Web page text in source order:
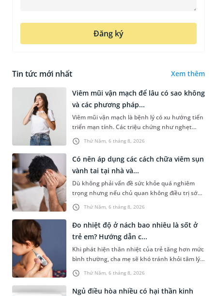
Đăng ký
Tin tức mới nhất Xem thêm
Thứ Năm, 6 tháng 8, 2026
Viêm mũi vận mạch để lâu có sao không
và các phương pháp...
Viêm mũi vận mạch là bệnh lý có xu hướng tiến
triển mạn tính. Các triệu chứng như nghẹt
mũi, chảy nước mũi thường xuyên khiến người
bệnh khó chịu. Tuy nhiên,...
Thứ Năm, 6 tháng 8, 2026
Có nên áp dụng các cách chữa viêm sụn
vành tai tại nhà và...
Dù không phải vấn đề sức khỏe quá nghiêm
trọng nhưng nếu chủ quan không điều trị sớm,
người bệnh có thể phải đối mặt với một số biến
chứng. Nếu chưa xuất hiệ...
Thứ Năm, 6 tháng 8, 2026
Đo nhiệt độ ở nách bao nhiêu là sốt ở
trẻ em? Hướng dẫn c...
Khi phát hiện thân nhiệt của trẻ tăng hơn mức
bình thường, cha mẹ sẽ khó tránh khỏi tâm lý
lo lắng. Tuy nhiên, không phải ai cũng biết đo
nhiệt độ ở nách bao...
Ngủ điều hòa nhiều có hại thần kinh